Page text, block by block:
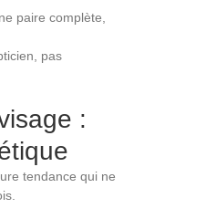
paire complète,
pas
:
tendance qui ne